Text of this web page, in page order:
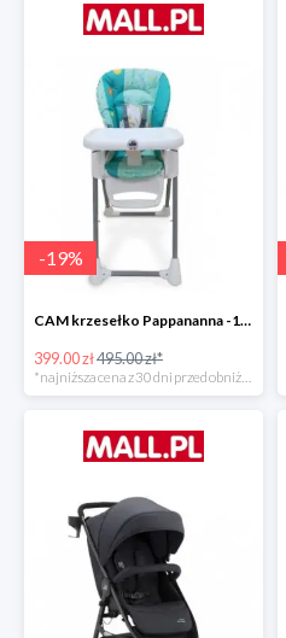
-19%
CAM krzesełko Pappananna -19%
399.00 zł495.00 zł*
*najniższa cena z 30 dni przed obniżką